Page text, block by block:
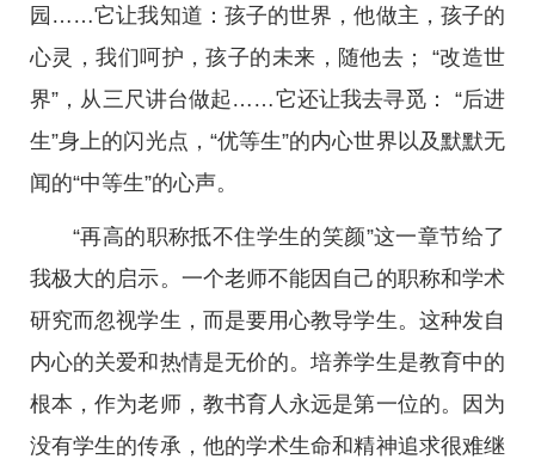
园……它让我知道：孩子的世界，他做主，孩子的
心灵，我们呵护，孩子的未来，随他去； “改造世
界”，从三尺讲台做起……它还让我去寻觅： “后进
生”身上的闪光点，“优等生”的内心世界以及默默无
闻的“中等生”的心声。
“再高的职称抵不住学生的笑颜”这一章节给了
我极大的启示。一个老师不能因自己的职称和学术
研究而忽视学生，而是要用心教导学生。这种发自
内心的关爱和热情是无价的。培养学生是教育中的
根本，作为老师，教书育人永远是第一位的。因为
没有学生的传承，他的学术生命和精神追求很难继